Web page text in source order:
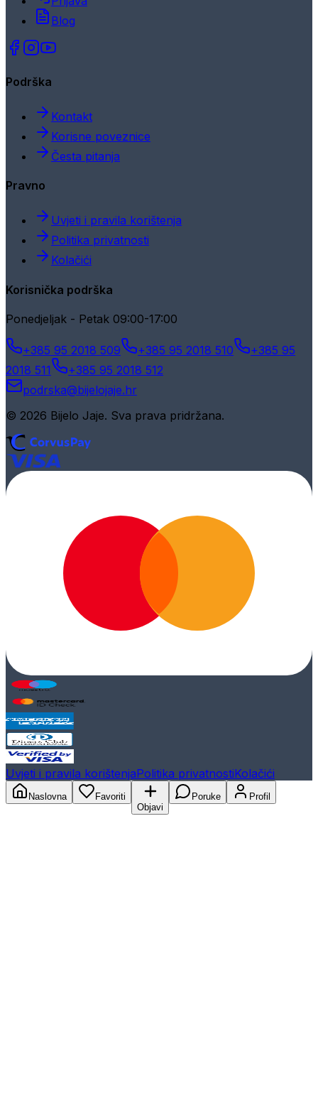
Blog
Podrška
Kontakt
Korisne poveznice
Česta pitanja
Pravno
Uvjeti i pravila korištenja
Politika privatnosti
Kolačići
Korisnička podrška
Ponedjeljak - Petak 09:00-17:00
+385 95 2018 509 +385 95 2018 510
+385 95
2018 511
+385 95 2018 512
podrska@bijelojaje.hr
© 2026 Bijelo Jaje. Sva prava pridržana.
Uvjeti i pravila korištenjaPolitika privatnostiKolačići
Naslovna
Favoriti
Objavi
Poruke Profil